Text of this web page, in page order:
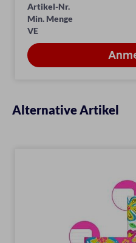
Artikel-Nr.
Min. Menge
VE
Alternative Artikel